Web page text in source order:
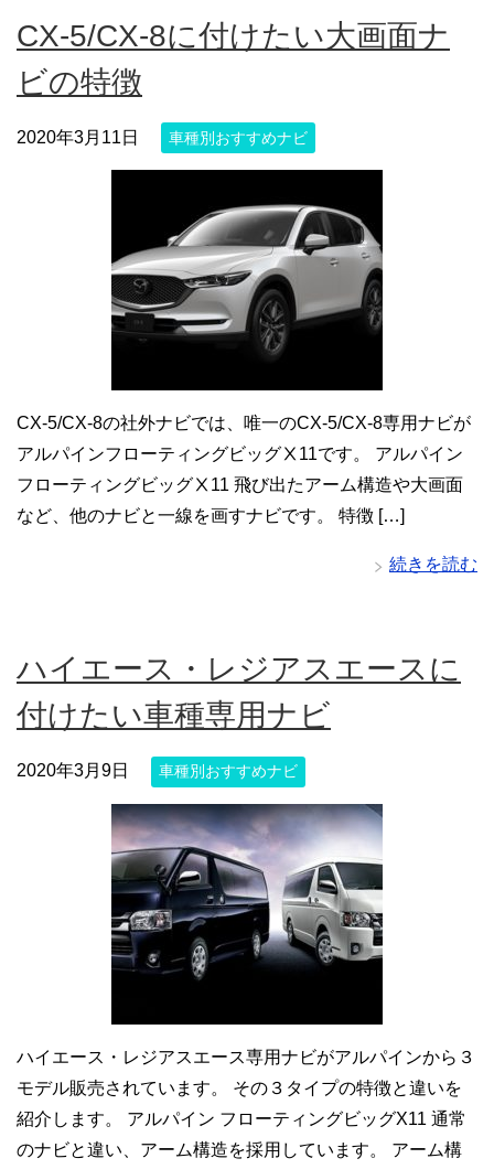
CX-5/CX-8に付けたい大画面ナ
ビの特徴
2020年3月11日 車種別おすすめナビ
CX-5/CX-8の社外ナビでは、唯一のCX-5/CX-8専用ナビが
アルパインフローティングビッグⅩ11です。 アルパイン
フローティングビッグⅩ11 飛び出たアーム構造や大画面
など、他のナビと一線を画すナビです。 特徴 […]
続きを読む
ハイエース・レジアスエースに
付けたい車種専用ナビ
2020年3月9日 車種別おすすめナビ
ハイエース・レジアスエース専用ナビがアルパインから３
モデル販売されています。 その３タイプの特徴と違いを
紹介します。 アルパイン フローティングビッグX11 通常
のナビと違い、アーム構造を採用しています。 アーム構